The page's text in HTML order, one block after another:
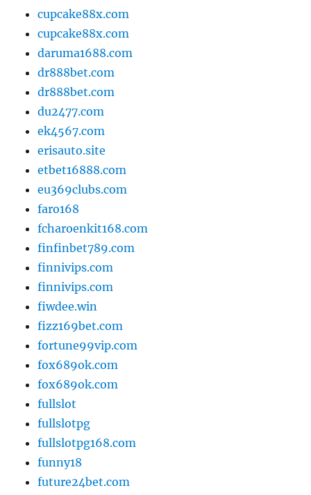
cupcake88x.com
cupcake88x.com
daruma1688.com
dr888bet.com
dr888bet.com
du2477.com
ek4567.com
erisauto.site
etbet16888.com
eu369clubs.com
faro168
fcharoenkit168.com
finfinbet789.com
finnivips.com
finnivips.com
fiwdee.win
fizz169bet.com
fortune99vip.com
fox689ok.com
fox689ok.com
fullslot
fullslotpg
fullslotpg168.com
funny18
future24bet.com